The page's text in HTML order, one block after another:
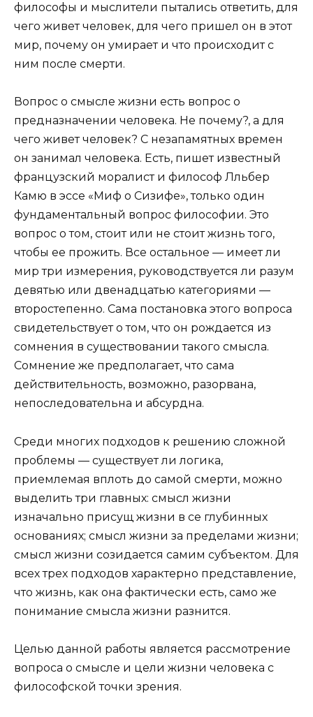
философы и мыслители пытались ответить, для
чего живет человек, для чего пришел он в этот
мир, почему он умирает и что происходит с
ним после смерти.
Вопрос о смысле жизни есть вопрос о
предназначении человека. Не почему?, а для
чего живет человек? С незапамятных времен
он занимал человека. Есть, пишет известный
французский моралист и философ Лльбер
Камю в эссе «Миф о Сизифе», только один
фундаментальный вопрос философии. Это
вопрос о том, стоит или не стоит жизнь того,
чтобы ее прожить. Все остальное — имеет ли
мир три измерения, руководствуется ли разум
девятью или двенадцатью категориями —
второстепенно. Сама постановка этого вопроса
свидетельствует о том, что он рождается из
сомнения в существовании такого смысла.
Сомнение же предполагает, что сама
действительность, возможно, разорвана,
непоследовательна и абсурдна.
Среди многих подходов к решению сложной
проблемы — существует ли логика,
приемлемая вплоть до самой смерти, можно
выделить три главных: смысл жизни
изначально присущ жизни в се глубинных
основаниях; смысл жизни за пределами жизни;
смысл жизни созидается самим субъектом. Для
всех трех подходов характерно представление,
что жизнь, как она фактически есть, само же
понимание смысла жизни разнится.
Целью данной работы является рассмотрение
вопроса о смысле и цели жизни человека с
философской точки зрения.